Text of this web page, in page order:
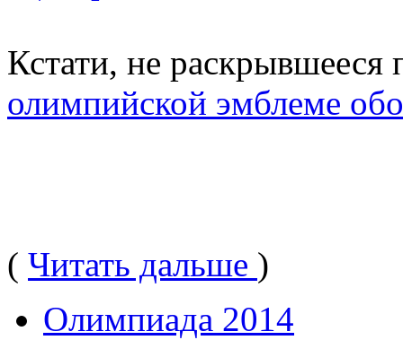
Кстати, не раскрывшееся
олимпийской эмблеме
( Читать дальше )
Олимпиада 2014